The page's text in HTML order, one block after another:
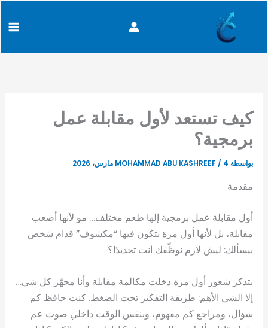
كيف تستعد لأول مقابلة عمل
برمجية؟
بواسطة MOHAMMAD ABU KASHREEF / 4 مارس، 2026
مقدمة
أول مقابلة عمل برمجية إلها طعم مختلف… مو لأنها أصعب
مقابلة، بل لأنها أول مرة بتكون فيها “مكشوف” قدام شخص
بيسألك: ليش لازم نوظّفك أنت تحديدًا؟
بتذكر شعور أول مرة دخلت مكالمة مقابلة وأنا مجهّز كل شي…
إلا الشي الأهم: طريقة التفكير تحت الضغط. كنت حافظ كم
سؤال، ومراجع كم مفهوم، وبنفس الوقت داخلي صوت عم